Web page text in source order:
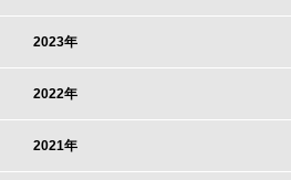
2023年
2022年
2021年